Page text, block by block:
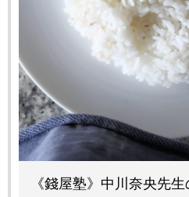
《錢屋塾》中川奈央先